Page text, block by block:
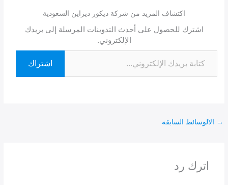
اكتشاف المزيد من شركة ديكور ديزاين السعودية
اشترك للحصول على أحدث التدوينات المرسلة إلى بريدك
الإلكتروني.
اشتراك
→ الالوسائط السابقة
اترك رد